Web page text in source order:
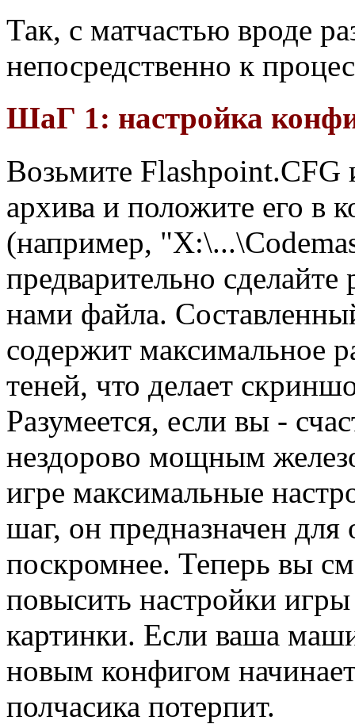
Так, с матчастью вроде
непосредственно к
ШаГ 1: настройка
Возьмите Flashpoint.CFG
архива и положите его в
(например,
предварительно
нами файла.
содержит максимальное
теней, что делает
Разумеется, если вы -
нездорово мощным
игре максимальные
шаг, он предназначен
поскромнее. Теперь вы
повысить настройки
картинки. Если ваша
новым конфигом
полчасика потерпит.